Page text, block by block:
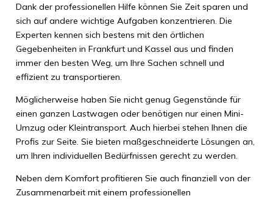
Dank der professionellen Hilfe können Sie Zeit sparen und
sich auf andere wichtige Aufgaben konzentrieren. Die
Experten kennen sich bestens mit den örtlichen
Gegebenheiten in Frankfurt und Kassel aus und finden
immer den besten Weg, um Ihre Sachen schnell und
effizient zu transportieren.
Möglicherweise haben Sie nicht genug Gegenstände für
einen ganzen Lastwagen oder benötigen nur einen Mini-
Umzug oder Kleintransport. Auch hierbei stehen Ihnen die
Profis zur Seite. Sie bieten maßgeschneiderte Lösungen an,
um Ihren individuellen Bedürfnissen gerecht zu werden.
Neben dem Komfort profitieren Sie auch finanziell von der
Zusammenarbeit mit einem professionellen